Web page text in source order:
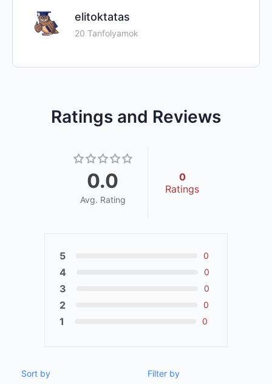
elitoktatas
20 Tanfolyamok
Ratings and Reviews
0.0
Avg. Rating
0
Ratings
5 0
4 0
3 0
2 0
1 0
Sort by Filter by